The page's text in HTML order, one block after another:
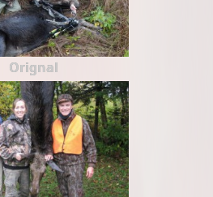
Orignal